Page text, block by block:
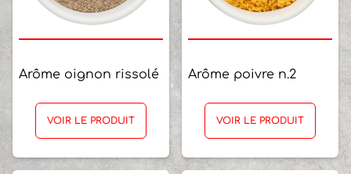
Arôme oignon rissolé
VOIR LE PRODUIT
Arôme poivre n.2
VOIR LE PRODUIT